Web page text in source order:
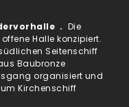
. Die
Halle konzipiert.
Seitenschiff
Baubronze
organisiert und
Kirchenschiff